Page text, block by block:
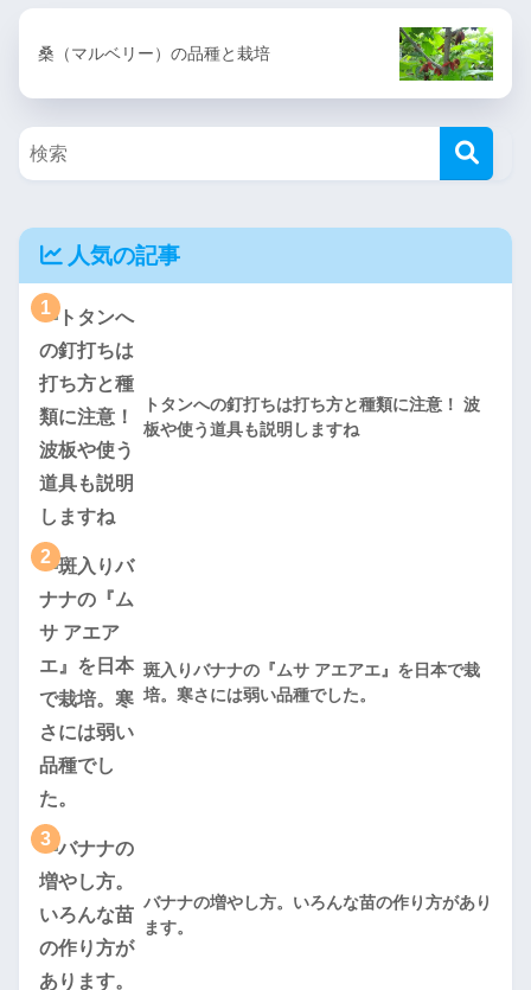
桑（マルベリー）の品種と栽培
人気の記事
1
トタンへの釘打ちは打ち方と種類に注意！ 波
板や使う道具も説明しますね
2
斑入りバナナの『ムサ アエアエ』を日本で栽
培。寒さには弱い品種でした。
3
バナナの増やし方。いろんな苗の作り方があり
ます。